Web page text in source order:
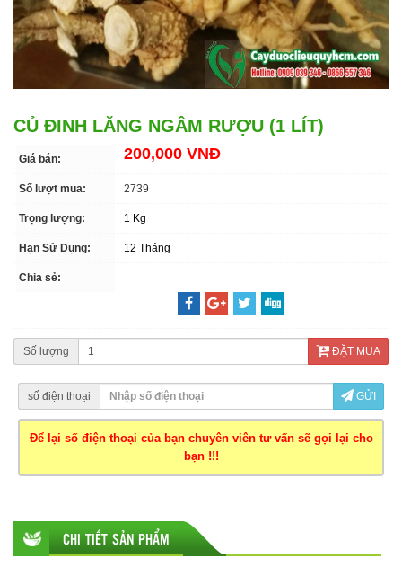
CỦ ĐINH LĂNG NGÂM RƯỢU (1 LÍT)
Giá bán: 200,000 VNĐ
Số lượt mua: 2739
Trọng lượng: 1 Kg
Hạn Sử Dụng: 12 Tháng
Chia sẻ:
Số lượng ĐẶT MUA
số điện thoại GỬI
Để lại số điện thoại của bạn chuyên viên tư vấn sẽ gọi lại cho
bạn !!!
CHI TIẾT SẢN PHẨM